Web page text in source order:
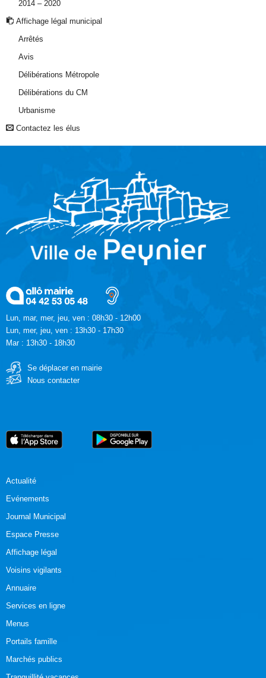
2014 – 2020
Affichage légal municipal
Arrêtés
Avis
Délibérations Métropole
Délibérations du CM
Urbanisme
Contactez les élus
Lun, mar, mer, jeu, ven : 08h30 - 12h00
Lun, mer, jeu, ven : 13h30 - 17h30
Mar : 13h30 - 18h30
Se déplacer en mairie
Nous contacter
Actualité
Evénements
Journal Municipal
Espace Presse
Affichage légal
Voisins vigilants
Annuaire
Services en ligne
Menus
Portails famille
Marchés publics